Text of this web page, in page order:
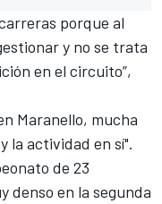
porque al
y no se trata
en el circuito”,
Maranello, mucha
la actividad en sí".
de 23
denso en la segunda